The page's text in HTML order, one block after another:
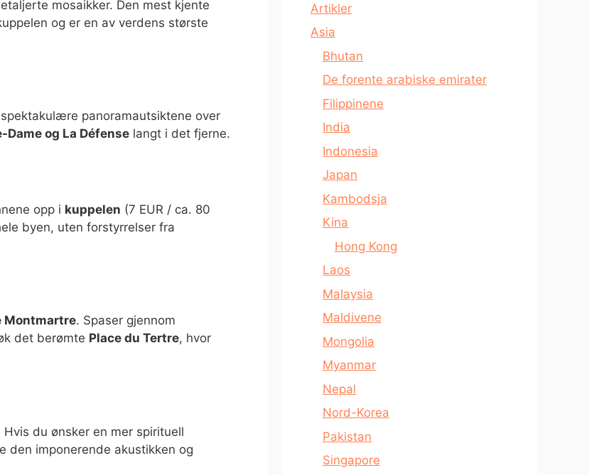
mosaikker. Den mest kjente
og er en av verdens største
panoramautsiktene over
Dame og La Défense langt i det fjerne.
opp i kuppelen (7 EUR / ca. 80
byen, uten forstyrrelser fra
Montmartre. Spaser gjennom
det berømte Place du Tertre, hvor
du ønsker en mer spirituell
den imponerende akustikken og
Artikler
Asia
Bhutan
De forente arabiske emirater
Filippinene
India
Indonesia
Japan
Kambodsja
Kina
Hong Kong
Laos
Malaysia
Maldivene
Mongolia
Myanmar
Nepal
Nord-Korea
Pakistan
Singapore